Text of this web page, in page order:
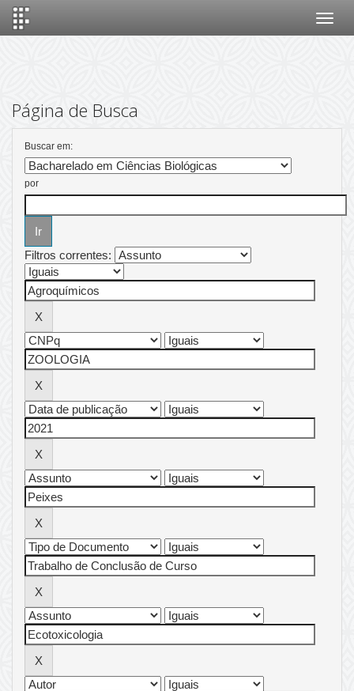
Página de Busca
Buscar em:
por
Filtros correntes: